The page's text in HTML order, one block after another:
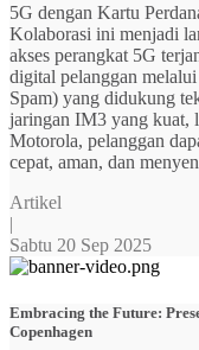
5G dengan Kartu
Kolaborasi ini menjadi
akses perangkat 5G
digital pelanggan
Spam) yang didukung
jaringan IM3 yang kuat,
Motorola, pelanggan
cepat, aman, dan
Artikel
|
Sabtu 20 Sep 2025
Embracing the Future:
Copenhagen